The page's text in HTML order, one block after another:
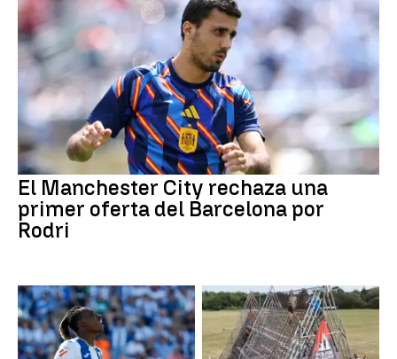
El Manchester City rechaza una
primer oferta del Barcelona por
Rodri